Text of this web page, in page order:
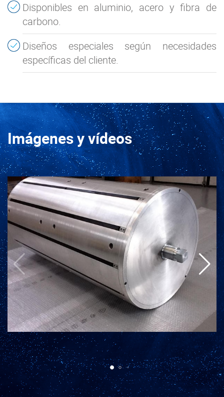
Disponibles en aluminio, acero y fibra de
carbono.
Diseños especiales según necesidades
específicas del cliente.
Imágenes y vídeos